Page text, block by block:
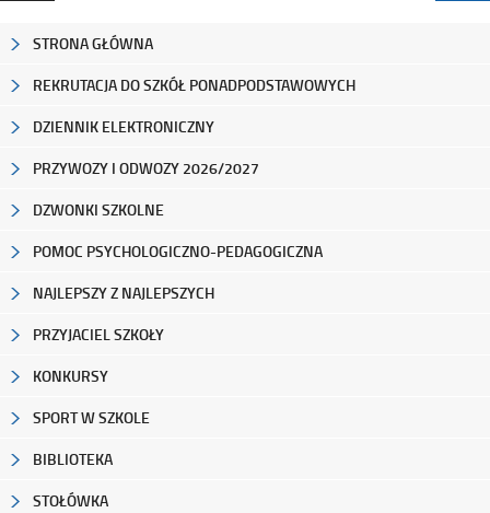
STRONA GŁÓWNA
REKRUTACJA DO SZKÓŁ PONADPODSTAWOWYCH
DZIENNIK ELEKTRONICZNY
PRZYWOZY I ODWOZY 2026/2027
DZWONKI SZKOLNE
POMOC PSYCHOLOGICZNO-PEDAGOGICZNA
NAJLEPSZY Z NAJLEPSZYCH
PRZYJACIEL SZKOŁY
KONKURSY
SPORT W SZKOLE
BIBLIOTEKA
STOŁÓWKA